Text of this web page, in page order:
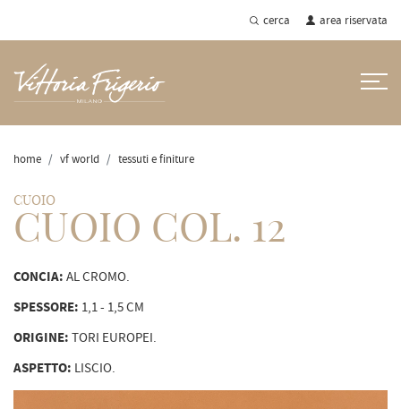
cerca area riservata
home vf world tessuti e finiture
CUOIO
CUOIO COL. 12
CONCIA: AL CROMO.
SPESSORE: 1,1 - 1,5 CM
ORIGINE: TORI EUROPEI.
ASPETTO: LISCIO.